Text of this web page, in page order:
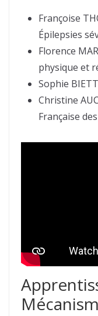
Françoise
Épilepsies
Florence
physique et
Sophie
Christine
Française